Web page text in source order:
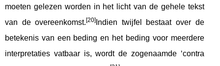
moeten gelezen worden in het licht van de gehele tekst
van de overeenkomst.[20] Indien twijfel bestaat over de
betekenis van een beding en het beding voor meerdere
interpretaties vatbaar is, wordt de zogenaamde ‘contra